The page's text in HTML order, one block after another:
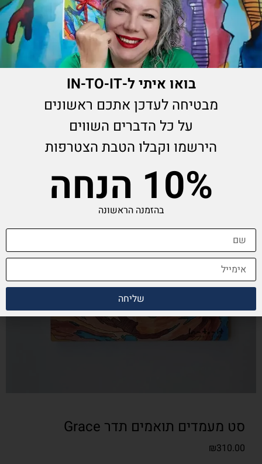
מעמדים לכוסות תדר Grace
סט מעמדים תואמים תדר Grace
₪310.00
בואו איתי ל-IN-TO-IT
מבטיחה לעדכן אתכם ראשונים
על כל הדברים השווים
הירשמו וקבלו הטבת הצטרפות
10% הנחהבהזמנה הראשונה
שליחה